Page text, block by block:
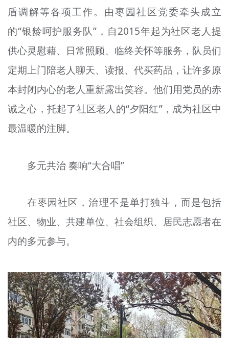
盾调解等各项工作。由枣园社区党委牵头成立
的“银龄呵护服务队”，自2015年起为社区老人提
供心灵慰藉、日常照顾、临终关怀等服务，队员们
定期上门陪老人聊天、读报、代买药品，让许多原
本封闭内心的老人重新露出笑容。他们用党员的赤
诚之心，托起了社区老人的“夕阳红”，成为社区中
最温暖的注脚。
多元共治 奏响“大合唱”
在枣园社区，治理不是单打独斗，而是包括
社区、物业、共建单位、社会组织、居民志愿者在
内的多元参与。